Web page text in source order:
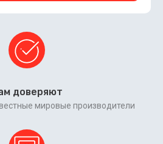
доверяют
мировые производители